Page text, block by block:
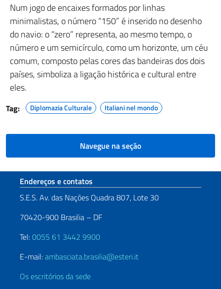
Num jogo de encaixes formados por linhas
minimalistas, o número “150” é inserido no desenho
do navio: o “zero” representa, ao mesmo tempo, o
número e um semicírculo, como um horizonte, um céu
comum, composto pelas cores das bandeiras dos dois
países, simboliza a ligação histórica e cultural entre
eles.
Tag: Diplomazia Culturale Italiani nel mondo
Navegue na seção
Seção de rodapé
Endereços e contatos
S.E.S. Av. das Nações Quadra 807, Lote 30
70420-900 Brasilia – DF
Tel:0055 61 3442 9900
E-mail:ambasciata.brasilia@esteri.it
Os escritórios da sede